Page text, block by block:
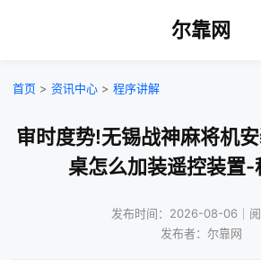
尔靠网
首页 > 资讯中心 > 程序讲解
审时度势!无锡战神麻将机
桌怎么加装遥控装置-
发布时间：2026-08-06｜
发布者：尔靠网